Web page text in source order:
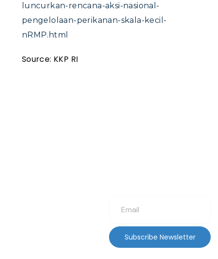
luncurkan-rencana-aksi-nasional-
pengelolaan-perikanan-skala-kecil-
nRMP.html
Source: KKP RI
Subscribe Newsletter